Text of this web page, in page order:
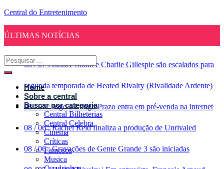
Central do Entretenimento
ÚLTIMAS NOTÍCIAS
08 / 07 : Justice Smith e Charlie Gillespie são escalados para
segunda temporada de Heated Rivalry (Rivalidade Ardente)
08 / 07 : Jogo a Longo Prazo entra em pré-venda na internet
08 / 06 : Rachel Reid finaliza a produção de Unrivaled
08 / 06 : Gravações de Gente Grande 3 são iniciadas
Home
Sobre a central
Buscar por categoria
Central Bilheterias
Central Celebra
Cinema
Críticas
Famosos
Musica